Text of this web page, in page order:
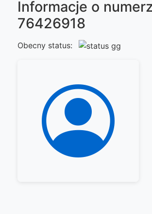
Informacje o
76426918
Obecny status: